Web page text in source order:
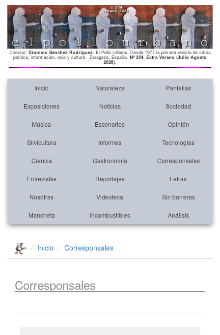
Director: Dionisio Sánchez Rodríguez. El Pollo Urbano. Desde 1977 la primera revista de sátira
política, información, ocio y cultura . Zaragoza. España. Nº 254. Extra Verano (Julio Agosto
2026).
Inicio Naturaleza Pantallas
Exposiciones Noticias Sociedad
Música Escenarios Opinión
Silvicultura Informes Tecnologías
Ciencia Gastronomía Corresponsales
Entrevistas Reportajes Letras
Nosotras Videoteca Sin barreras
Mancheta Incombustibles Análisis
Inicio Corresponsales
Corresponsales